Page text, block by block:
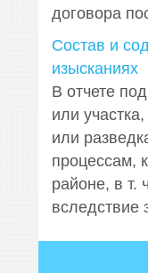
договора
Состав и
изысканиях
В отчете
или
или
процессам,
районе, в т.
вследствие